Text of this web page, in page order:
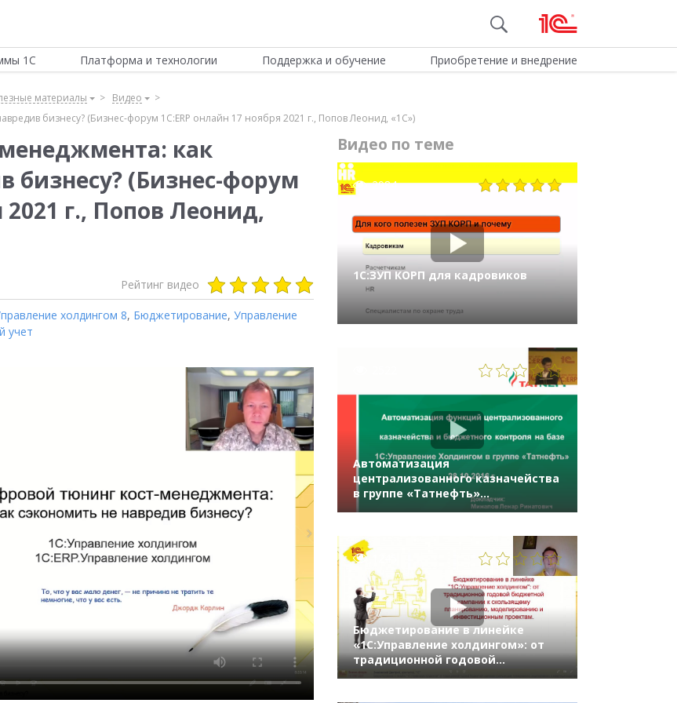
1С Платформа и технологии Поддержка и обучение Приобретение и внедрение
материалы
Видео
бизнесу? (Бизнес-форум 1С:ERP онлайн 17 ноября 2021 г., Попов Леонид, «1С»)
как
бизнесу? (Бизнес-форум
2021 г., Попов Леонид,
Рейтинг видео
холдингом 8, Бюджетирование, Управление
учет
Видео по теме
2984
1С:ЗУП КОРП для кадровиков
Автоматизация
централизованного казначейства
в группе «Татнефть»
на «1С:Управление холдингом 8»
Бюджетирование в линейке
«1С:Управление холдингом»: от
традиционной годовой
бюджетной кампании к